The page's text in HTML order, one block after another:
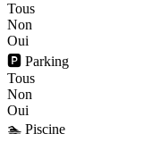
Tous
Non
Oui
🅿️ Parking
Tous
Non
Oui
🏊 Piscine